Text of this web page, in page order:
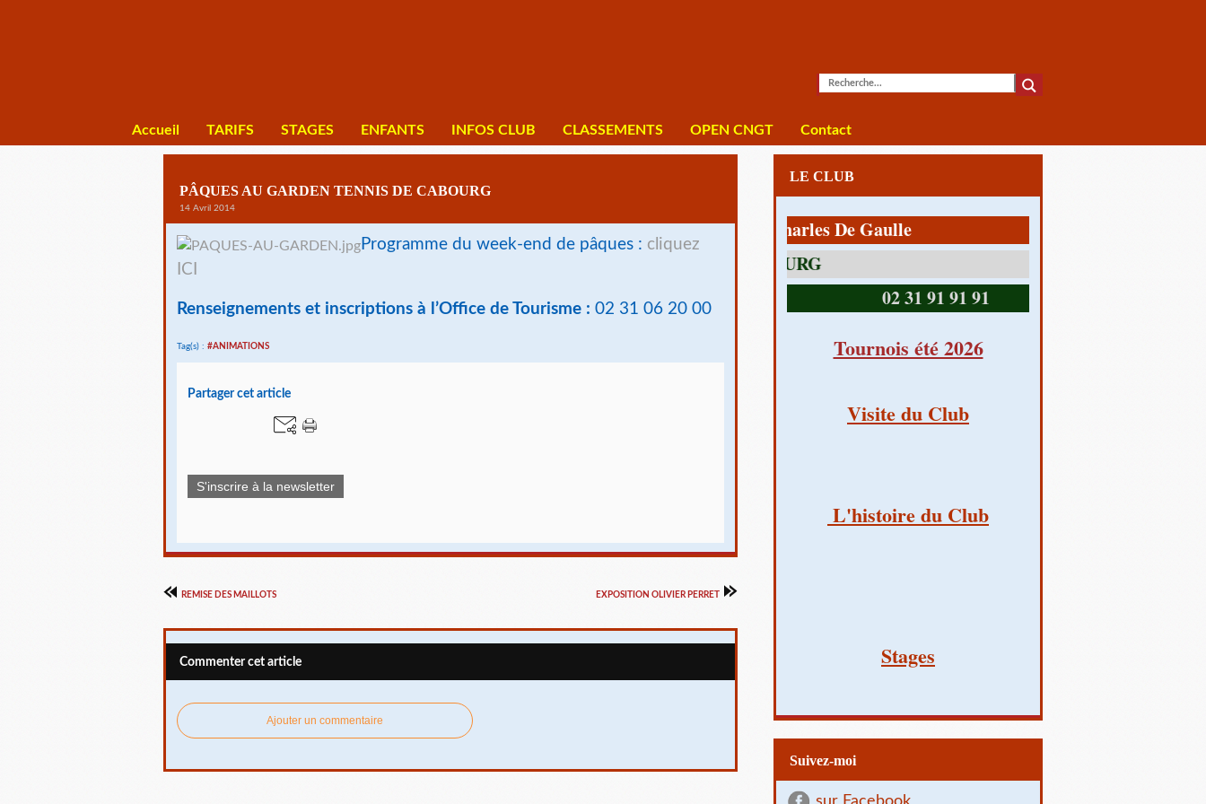
Accueil TARIFS STAGES ENFANTS INFOS CLUB CLASSEMENTS OPEN CNGT Contact
PÂQUES AU GARDEN TENNIS DE CABOURG
14 Avril 2014
Programme du week-end de pâques : cliquez
ICI
Renseignements et inscriptions à l’Office de Tourisme : 02 31 06 20 00
Tag(s) : #ANIMATIONS
Partager cet article
S'inscrire à la newsletter
REMISE DES MAILLOTS EXPOSITION OLIVIER PERRET
Commenter cet article
Ajouter un commentaire
LE CLUB
1 av Charles De Gaulle
02 31 91 91 91
Tournois été 2026
Visite du Club
L'histoire du Club
Stages
Suivez-moi
sur Facebook